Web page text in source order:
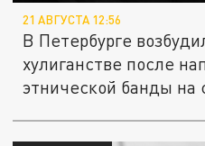
21 АВГУСТА 12:56
В Петербурге
хулиганстве после
этнической банды на